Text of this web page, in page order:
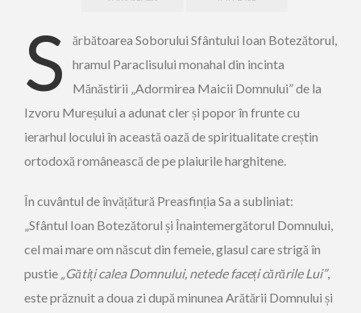
S
ărbătoarea Soborului Sfântului Ioan Botezătorul,
hramul Paraclisului monahal din incinta
Mănăstirii „Adormirea Maicii Domnului” de la
Izvoru Mureșului a adunat cler și popor în frunte cu
ierarhul locului în această oază de spiritualitate creștin
ortodoxă românească de pe plaiurile harghitene.
În cuvântul de învățătură Preasfinția Sa a subliniat:
„Sfântul Ioan Botezătorul și Înaintemergătorul Domnului,
cel mai mare om născut din femeie, glasul care strigă în
pustie „Gătiți calea Domnului, netede faceți cărările Lui”,
este prăznuit a doua zi după minunea Arătării Domnului și